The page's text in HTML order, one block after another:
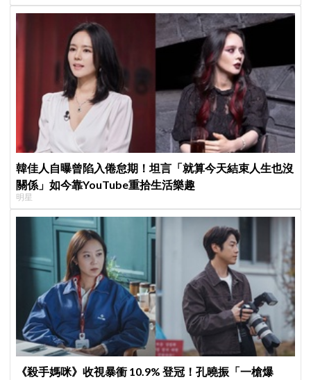
韓佳人自曝曾陷入倦怠期！坦言「就算今天結束人生也沒
關係」如今靠YouTube重拾生活樂趣
明星
《殺手媽咪》收視暴衝 10.9% 登冠！孔曉振「一槍爆